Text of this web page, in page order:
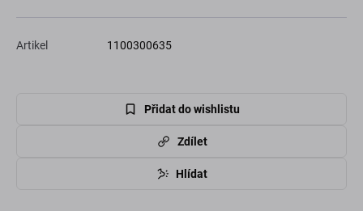
Artikel 1100300635
Přidat do wishlistu
Zdílet
Hlídat